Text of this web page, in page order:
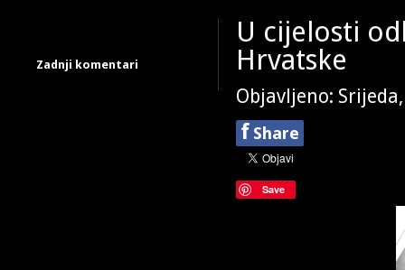
Zadnji komentari
U cijelosti
Hrvatske
Objavljeno:
f Share
Save